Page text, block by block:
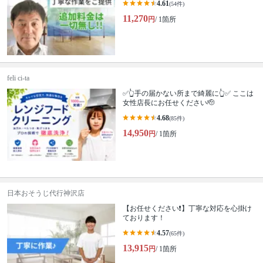
4.61(54件)
11,270円/ 1箇所
feli ci-ta
✅👆手の届かない所まで綺麗に👆✅ ここは
女性店長にお任せください🫡
4.68(85件)
14,950円/ 1箇所
日本おそうじ代行神沢店
【お任せください❗️】丁寧な対応を心掛け
ております！
4.57(65件)
13,915円/ 1箇所